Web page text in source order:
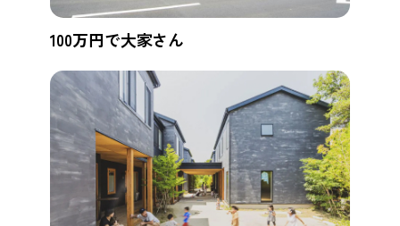
100万円で大家さん